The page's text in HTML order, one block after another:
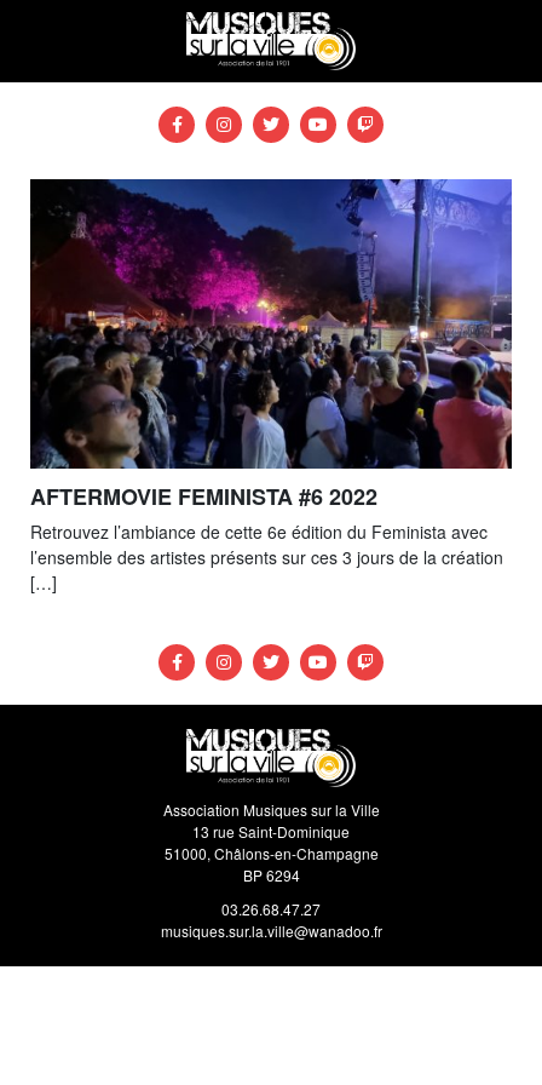
AFTERMOVIE FEMINISTA #6 2022
Retrouvez l’ambiance de cette 6e édition du Feminista avec
l’ensemble des artistes présents sur ces 3 jours de la création
[…]
Association Musiques sur la Ville
13 rue Saint-Dominique
51000, Châlons-en-Champagne
BP 6294
03.26.68.47.27
musiques.sur.la.ville@wanadoo.fr